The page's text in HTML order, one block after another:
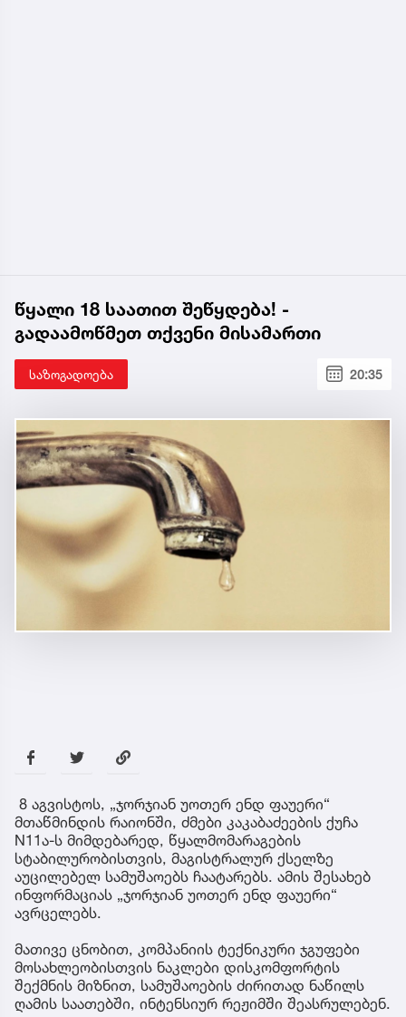
წყალი 18 საათით შეწყდება! -
გადაამოწმეთ თქვენი მისამართი
საზოგადოება 20:35
8 აგვისტოს, „ჯორჯიან უოთერ ენდ ფაუერი“
მთაწმინდის რაიონში, ძმები კაკაბაძეების ქუჩა
N11ა-ს მიმდებარედ, წყალმომარაგების
სტაბილურობისთვის, მაგისტრალურ ქსელზე
აუცილებელ სამუშაოებს ჩაატარებს. ამის შესახებ
ინფორმაციას „ჯორჯიან უოთერ ენდ ფაუერი“
ავრცელებს.
მათივე ცნობით, კომპანიის ტექნიკური ჯგუფები
მოსახლეობისთვის ნაკლები დისკომფორტის
შექმნის მიზნით, სამუშაოების ძირითად ნაწილს
ღამის საათებში, ინტენსიურ რეჟიმში შეასრულებენ.